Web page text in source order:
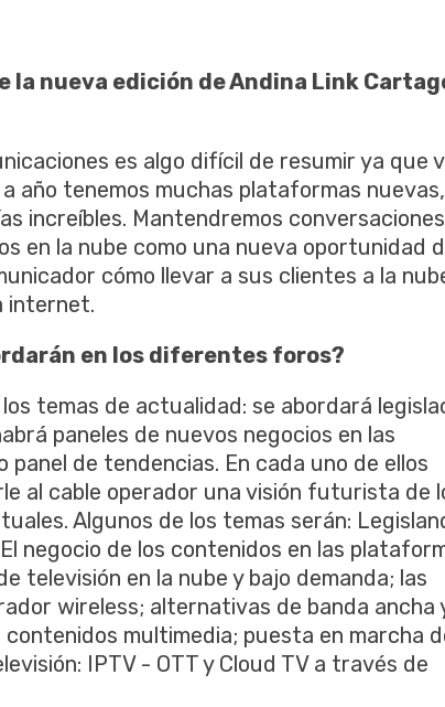
la nueva edición de Andina Link
es algo difícil de resumir ya que
año tenemos muchas plataformas nuevas,
increíbles. Mantendremos conversaciones
en la nube como una nueva oportunidad
cómo llevar a sus clientes a la
internet.
en los diferentes foros?
temas de actualidad: se abordará
paneles de nuevos negocios en las
de tendencias. En cada uno de ellos
al cable operador una visión futurista de
Algunos de los temas serán:
negocio de los contenidos en las
televisión en la nube y bajo demanda; las
wireless; alternativas de banda ancha
multimedia; puesta en marcha
IPTV - OTT y Cloud TV a través de